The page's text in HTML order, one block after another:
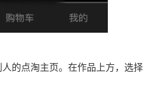
的点淘主页。在作品上方，选